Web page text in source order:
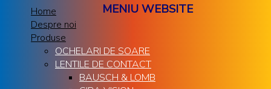
MENIU WEBSITE
Home
Despre noi
Produse
OCHELARI DE SOARE
LENTILE DE CONTACT
BAUSCH & LOMB